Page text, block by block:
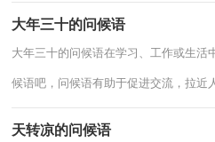
大年三十的问候语
大年三十的问候语在学习、工作或生活
候语吧，问候语有助于促进交流，拉近
天转凉的问候语